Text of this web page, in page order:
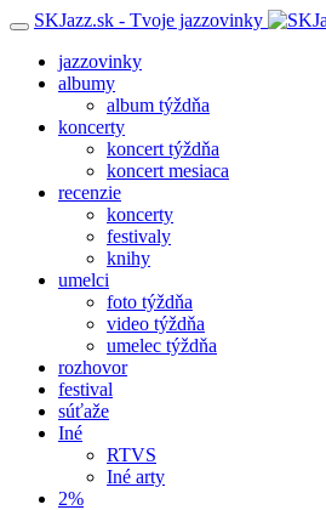
SKJazz.sk - Tvoje jazzovinky
jazzovinky
albumy
album týždňa
koncerty
koncert týždňa
koncert mesiaca
recenzie
koncerty
festivaly
knihy
umelci
foto týždňa
video týždňa
umelec týždňa
rozhovor
festival
súťaže
Iné
RTVS
Iné arty
2%